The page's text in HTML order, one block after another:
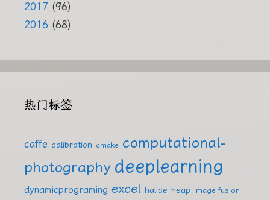
2017 (96)
2016 (68)
热门标签
caffe calibration cmake computational-
photography deeplearning
dynamicprograming excel halide heap image fusion